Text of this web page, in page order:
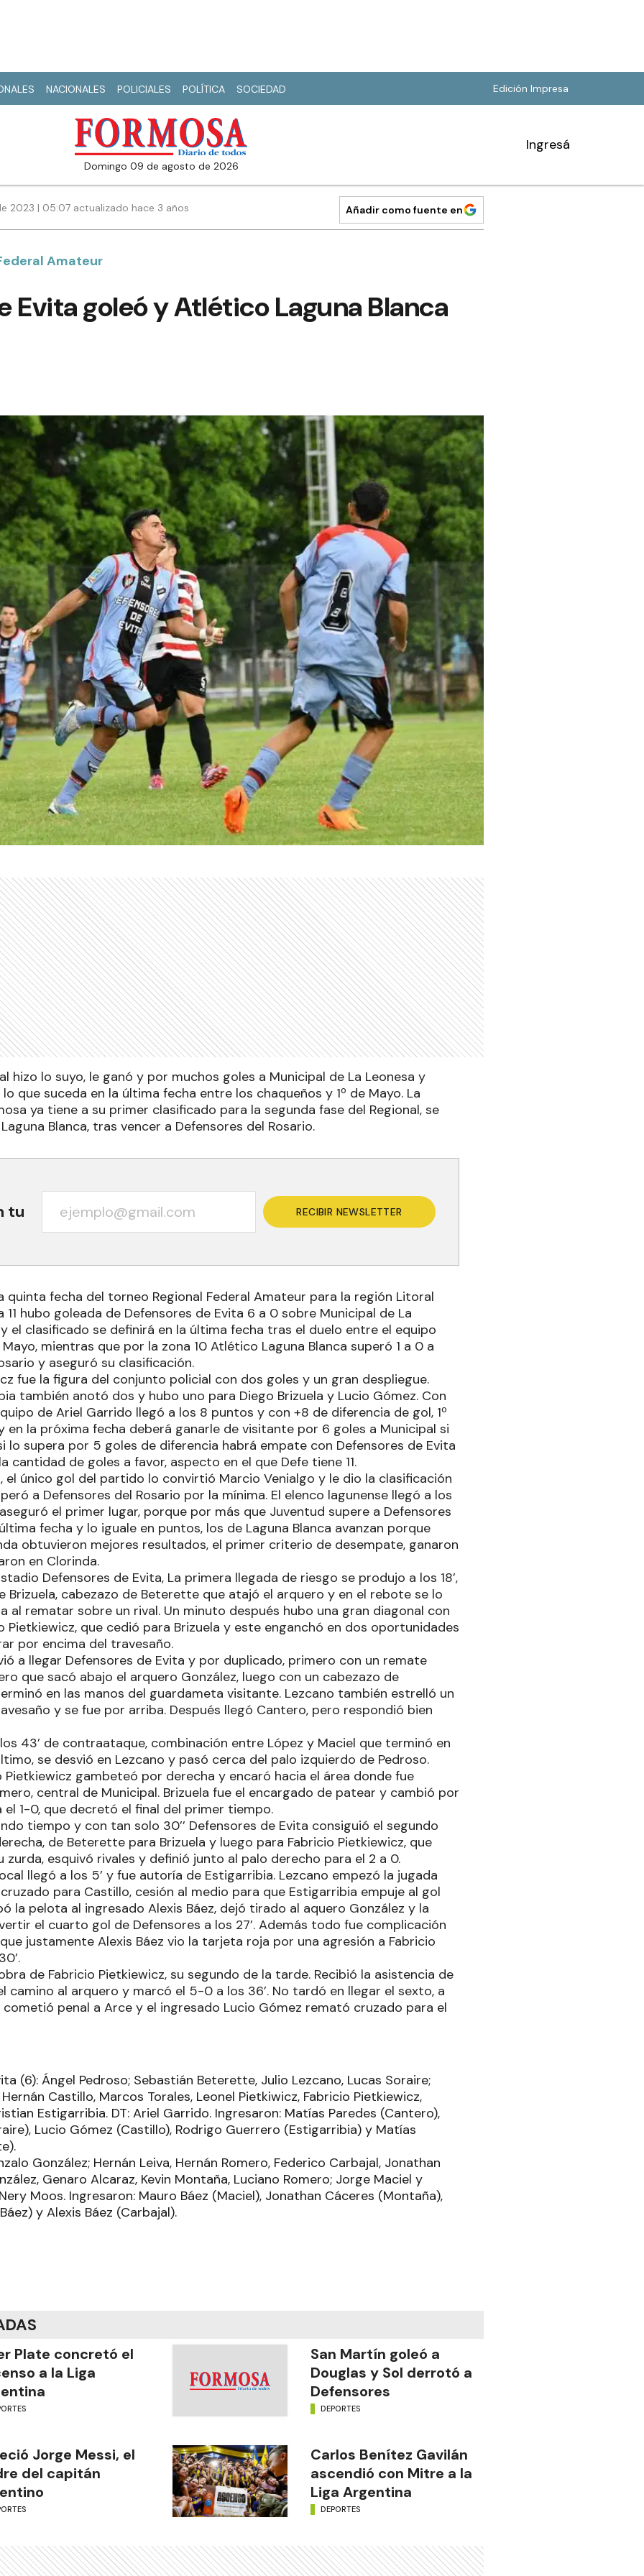
NACIONALES POLICIALES POLÍTICA SOCIEDAD Edición Impresa
domingo 09 de agosto de 2026
Ingresá
2023 | 05:07 actualizado hace 3 años Añadir como fuente en
Amateur
Evita goleó y Atlético Laguna Blanca
hizo lo suyo, le ganó y por muchos goles a Municipal de La Leonesa y
que suceda en la última fecha entre los chaqueños y 1º de Mayo. La
ya tiene a su primer clasificado para la segunda fase del Regional, se
Blanca, tras vencer a Defensores del Rosario.
tu RECIBIR NEWSLETTER
quinta fecha del torneo Regional Federal Amateur para la región Litoral
11 hubo goleada de Defensores de Evita 6 a 0 sobre Municipal de La
el clasificado se definirá en la última fecha tras el duelo entre el equipo
mientras que por la zona 10 Atlético Laguna Blanca superó 1 a 0 a
y aseguró su clasificación.
fue la figura del conjunto policial con dos goles y un gran despliegue.
también anotó dos y hubo uno para Diego Brizuela y Lucio Gómez. Con
de Ariel Garrido llegó a los 8 puntos y con +8 de diferencia de gol, 1º
en la próxima fecha deberá ganarle de visitante por 6 goles a Municipal si
lo supera por 5 goles de diferencia habrá empate con Defensores de Evita
cantidad de goles a favor, aspecto en el que Defe tiene 11.
el único gol del partido lo convirtió Marcio Venialgo y le dio la clasificación
a Defensores del Rosario por la mínima. El elenco lagunense llegó a los
el primer lugar, porque por más que Juventud supere a Defensores
fecha y lo iguale en puntos, los de Laguna Blanca avanzan porque
obtuvieron mejores resultados, el primer criterio de desempate, ganaron
en Clorinda.
Defensores de Evita, La primera llegada de riesgo se produjo a los 18’,
Brizuela, cabezazo de Beterette que atajó el arquero y en el rebote se lo
al rematar sobre un rival. Un minuto después hubo una gran diagonal con
Pietkiewicz, que cedió para Brizuela y este enganchó en dos oportunidades
por encima del travesaño.
a llegar Defensores de Evita y por duplicado, primero con un remate
que sacó abajo el arquero González, luego con un cabezazo de
en las manos del guardameta visitante. Lezcano también estrelló un
y se fue por arriba. Después llegó Cantero, pero respondió bien
43’ de contraataque, combinación entre López y Maciel que terminó en
se desvió en Lezcano y pasó cerca del palo izquierdo de Pedroso.
Pietkiewicz gambeteó por derecha y encaró hacia el área donde fue
central de Municipal. Brizuela fue el encargado de patear y cambió por
el 1-0, que decretó el final del primer tiempo.
tiempo y con tan solo 30’’ Defensores de Evita consiguió el segundo
de Beterette para Brizuela y luego para Fabricio Pietkiewicz, que
zurda, esquivó rivales y definió junto al palo derecho para el 2 a 0.
llegó a los 5’ y fue autoría de Estigarribia. Lezcano empezó la jugada
para Castillo, cesión al medio para que Estigarribia empuje al gol
la pelota al ingresado Alexis Báez, dejó tirado al aquero González y la
el cuarto gol de Defensores a los 27’. Además todo fue complicación
justamente Alexis Báez vio la tarjeta roja por una agresión a Fabricio
de Fabricio Pietkiewicz, su segundo de la tarde. Recibió la asistencia de
camino al arquero y marcó el 5-0 a los 36’. No tardó en llegar el sexto, a
cometió penal a Arce y el ingresado Lucio Gómez remató cruzado para el
(6): Ángel Pedroso; Sebastián Beterette, Julio Lezcano, Lucas Soraire;
Castillo, Marcos Torales, Leonel Pietkiwicz, Fabricio Pietkiewicz,
Estigarribia. DT: Ariel Garrido. Ingresaron: Matías Paredes (Cantero),
Lucio Gómez (Castillo), Rodrigo Guerrero (Estigarribia) y Matías
González; Hernán Leiva, Hernán Romero, Federico Carbajal, Jonathan
Genaro Alcaraz, Kevin Montaña, Luciano Romero; Jorge Maciel y
Moos. Ingresaron: Mauro Báez (Maciel), Jonathan Cáceres (Montaña),
y Alexis Báez (Carbajal).
Plate concretó el
a la Liga
San Martín goleó a
Douglas y Sol derrotó a
Defensores
DEPORTES
Jorge Messi, el
del capitán
Carlos Benítez Gavilán
ascendió con Mitre a la
Liga Argentina
DEPORTES